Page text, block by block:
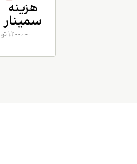
هزینه
سمینار
۱.۲۰۰.۰۰۰ تومان